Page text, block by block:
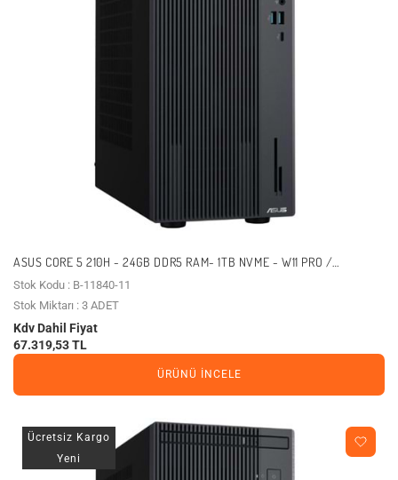
ASUS CORE 5 210H - 24GB DDR5 RAM- 1TB NVME - W11 PRO /
EXPERTCENTER P500MV-C52108512B0D (11840)
Stok Kodu : B-11840-11
Stok Miktarı : 3 ADET
Kdv Dahil Fiyat
67.319,53 TL
ÜRÜNÜ İNCELE
Ücretsiz Kargo
Yeni